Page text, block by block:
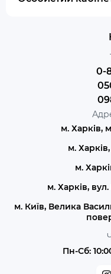
0-
м. Харків,
м.
м.
м. Харків,
м. Київ, Велика
Пн-Сб: